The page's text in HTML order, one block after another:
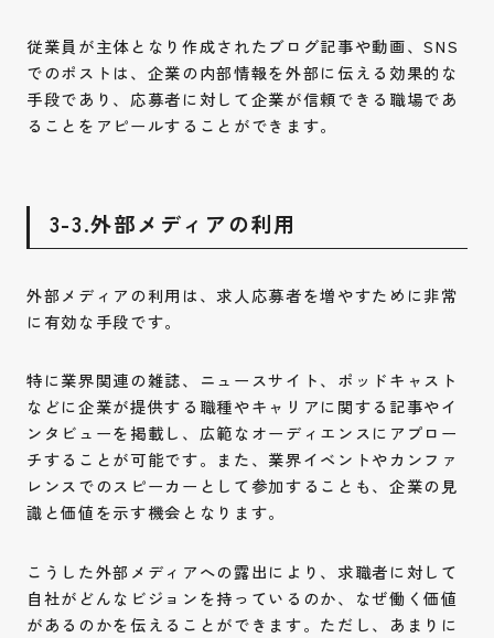
従業員が主体となり作成されたブログ記事や動画、SNS
でのポストは、企業の内部情報を外部に伝える効果的な
手段であり、応募者に対して企業が信頼できる職場であ
ることをアピールすることができます。
3-3.外部メディアの利用
外部メディアの利用は、求人応募者を増やすために非常
に有効な手段です。
特に業界関連の雑誌、ニュースサイト、ポッドキャスト
などに企業が提供する職種やキャリアに関する記事やイ
ンタビューを掲載し、広範なオーディエンスにアプロー
チすることが可能です。また、業界イベントやカンファ
レンスでのスピーカーとして参加することも、企業の見
識と価値を示す機会となります。
こうした外部メディアへの露出により、求職者に対して
自社がどんなビジョンを持っているのか、なぜ働く価値
があるのかを伝えることができます。ただし、あまりに